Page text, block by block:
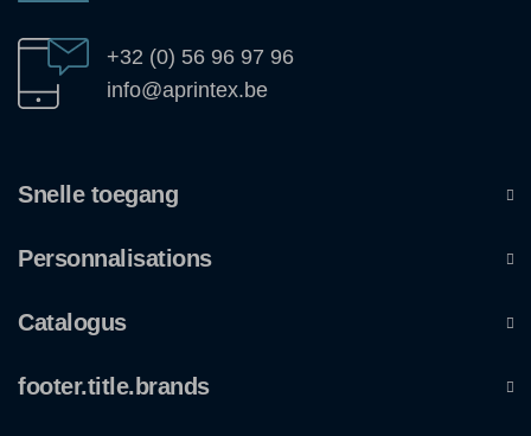
+32 (0) 56 96 97 96
info@aprintex.be
Snelle toegang
Personnalisations
Catalogus
footer.title.brands